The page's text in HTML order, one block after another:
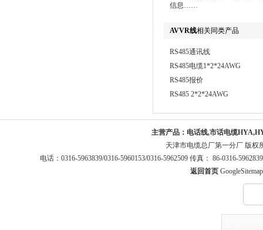
信息……
AVVR线相关同类产品
RS485通讯线
RS485电缆1*2*24AWG
RS485报价
RS485 2*2*24AWG
主营产品： 电话线,市话电缆
天津市电缆总厂第一分厂 版权
电话：0316-5963839/0316-5960153/0316-5962509 传真： 86-0316-
返回首页 GoogleSitemap